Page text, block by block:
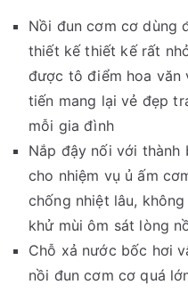
Nồi đun cơm cơ dùng
thiết kế thiết kế rất
được tô điểm hoa văn
tiến mang lại vẻ đẹp
mỗi gia đình
Nắp đậy nối với
cho nhiệm vụ ủ ấm
chống nhiệt lâu,
khử mùi ôm sát lòng
Chỗ xả nước bốc hơi
nồi đun cơm cơ quá